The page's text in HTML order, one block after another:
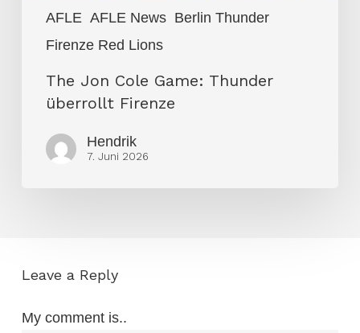
AFLE AFLE News Berlin Thunder
Firenze Red Lions
The Jon Cole Game: Thunder
überrollt Firenze
Hendrik
7. Juni 2026
Leave a Reply
My comment is..